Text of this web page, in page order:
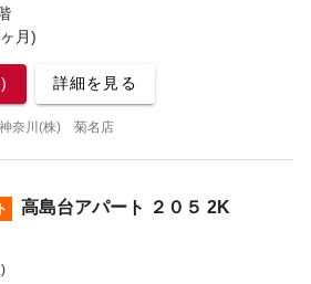
月)
詳細を見る
神奈川(株) 菊名店
高島台アパート ２０５ 2K